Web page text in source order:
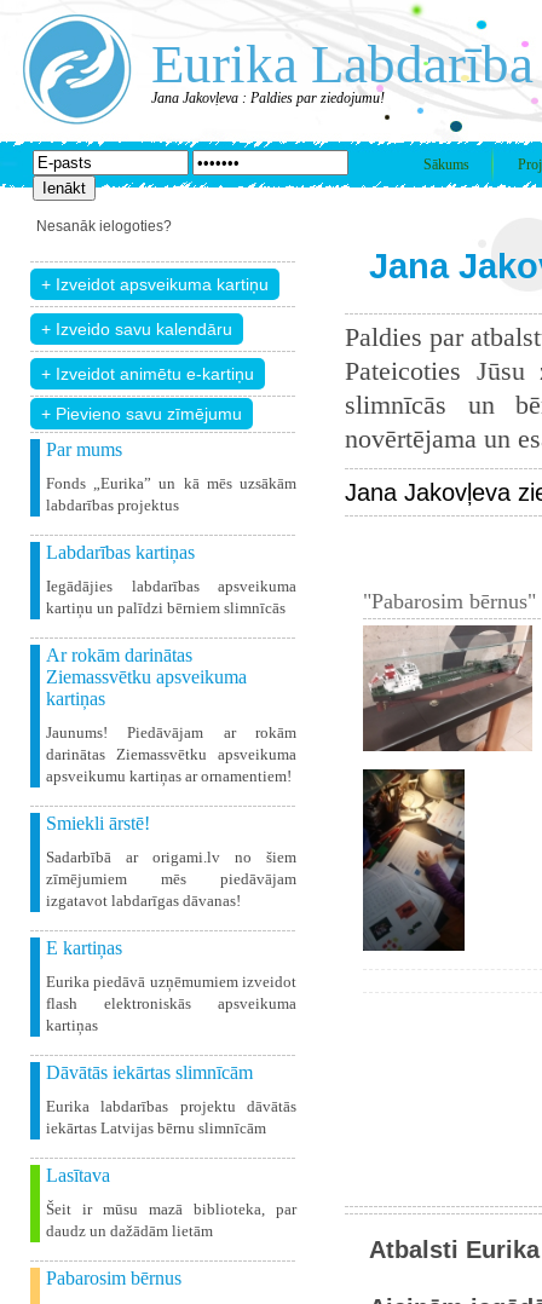
Eurika Labdarība
Jana Jakovļeva : Paldies par ziedojumu!
Sākums
Nesanāk ielogoties?
+ Pievieno savu zīmējumu
Par mums
Fonds „Eurika” un kā mēs uzsākām
labdarības projektus
Labdarības kartiņas
Iegādājies labdarības apsveikuma
kartiņu un palīdzi bērniem slimnīcās
Ar rokām darinātas
Ziemassvētku apsveikuma
kartiņas
Jaunums! Piedāvājam ar rokām
darinātas Ziemassvētku apsveikuma
apsveikumu kartiņas ar ornamentiem!
Smiekli ārstē!
Sadarbībā ar origami.lv no šiem
zīmējumiem mēs piedāvājam
izgatavot labdarīgas dāvanas!
E kartiņas
Eurika piedāvā uzņēmumiem izveidot
flash elektroniskās apsveikuma
kartiņas
Dāvātās iekārtas slimnīcām
Eurika labdarības projektu dāvātās
iekārtas Latvijas bērnu slimnīcām
Lasītava
Šeit ir mūsu mazā biblioteka, par
daudz un dažādām lietām
Pabarosim bērnus
Jana
Paldies par
Pateicoties
slimnīcās un
novērtējama un
Jana Jakovļeva
"Pabarosim
Atbalsti